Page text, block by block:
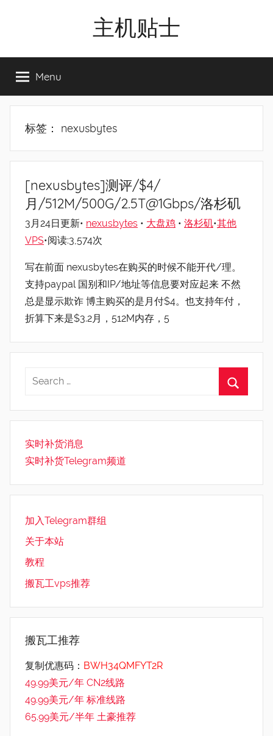
主机贴士
工|BandwagonHost
VPS|Vps|
主
荐
Menu
标签： nexusbytes
[nexusbytes]测评/$4/
月/512M/500G/2.5T@1Gbps/洛杉矶
3月24日更新• nexusbytes • 大盘鸡 • 洛杉矶•其他
VPS•阅读:3,574次
写在前面 nexusbytes在购买的时候不能开代/理。
支持paypal 国别和IP/地址等信息要对应起来 不然
总是显示欺诈 博主购买的是月付$4。也支持年付，
折算下来是$3.2月，512M内存，5
实时补货消息
实时补货Telegram频道
加入Telegram群组
关于本站
教程
搬瓦工vps推荐
搬瓦工推荐
复制优惠码： BWH34QMFYT2R
49.99美元/年 CN2线路
49.99美元/年 标准线路
65.99美元/半年 土豪推荐